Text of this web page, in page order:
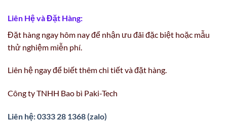
Liên Hệ và Đặt Hàng:
Đặt hàng ngay hôm nay để nhận ưu đãi đặc biệt hoặc mẫu
thử nghiệm miễn phí.
Liên hệ ngay để biết thêm chi tiết và đặt hàng.
Công ty TNHH Bao bì Paki-Tech
Liên hệ: 0333 28 1368 (zalo)